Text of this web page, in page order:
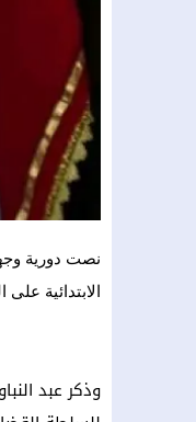
نصت دورية
الابتدائية
وذكر عبد